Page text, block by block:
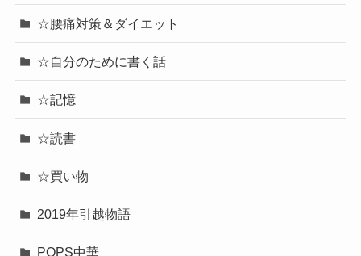
☆腰痛対策＆ダイエット
☆自分のために書く話
☆記憶
☆読書
☆買い物
2019年引越物語
POPS中華